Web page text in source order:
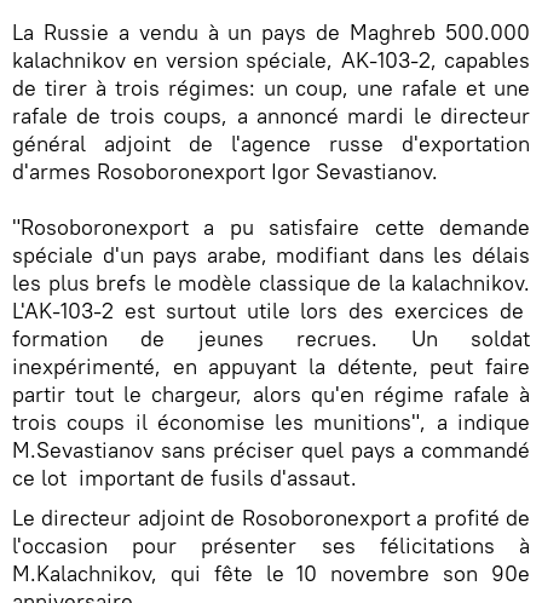
La Russie a vendu à un pays de Maghreb 500.000
kalachnikov en version spéciale, AK-103-2, capables
de tirer à trois régimes: un coup, une rafale et une
rafale de trois coups, a annoncé mardi le directeur
général adjoint de l'agence russe d'exportation
d'armes Rosoboronexport Igor Sevastianov.
"Rosoboronexport a pu satisfaire cette demande
spéciale d'un pays arabe, modifiant dans les délais
les plus brefs le modèle classique de la kalachnikov.
L'AK-103-2 est surtout utile lors des exercices de
formation de jeunes recrues. Un soldat
inexpérimenté, en appuyant la détente, peut faire
partir tout le chargeur, alors qu'en régime rafale à
trois coups il économise les munitions", a indique
M.Sevastianov sans préciser quel pays a commandé
ce lot important de fusils d'assaut.
Le directeur adjoint de Rosoboronexport a profité de
l'occasion pour présenter ses félicitations à
M.Kalachnikov, qui fête le 10 novembre son 90e